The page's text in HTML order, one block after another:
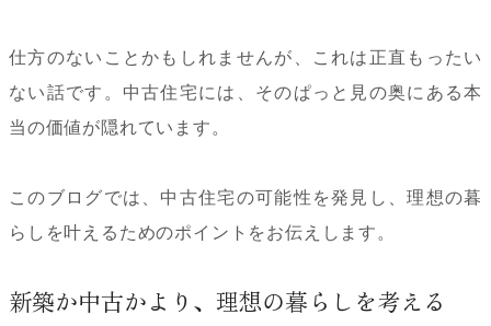
仕方のないことかもしれませんが、これは正直もったい
ない話です。中古住宅には、そのぱっと見の奥にある本
当の価値が隠れています。
このブログでは、中古住宅の可能性を発見し、理想の暮
らしを叶えるためのポイントをお伝えします。
新築か中古かより、理想の暮らしを考える